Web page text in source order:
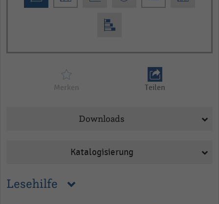
Lesehilfe
Merken Teilen
Downloads
Katalogisierung